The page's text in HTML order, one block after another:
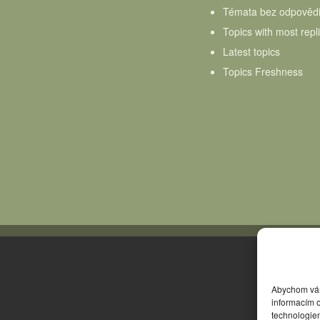
Abychom
informacím
Témata bez odpovědi
Topics with most
Latest topics
Topics Freshness